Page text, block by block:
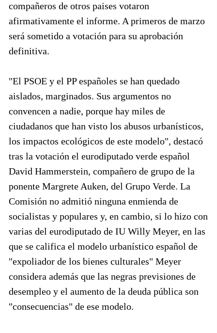
compañeros de otros paises votaron
afirmativamente el informe. A primeros de marzo
será sometido a votación para su aprobación
definitiva.
"El PSOE y el PP españoles se han quedado
aislados, marginados. Sus argumentos no
convencen a nadie, porque hay miles de
ciudadanos que han visto los abusos urbanísticos,
los impactos ecológicos de este modelo", destacó
tras la votación el eurodiputado verde español
David Hammerstein, compañero de grupo de la
ponente Margrete Auken, del Grupo Verde. La
Comisión no admitió ninguna enmienda de
socialistas y populares y, en cambio, si lo hizo con
varias del eurodiputado de IU Willy Meyer, en las
que se califica el modelo urbanístico español de
"expoliador de los bienes culturales" Meyer
considera además que las negras previsiones de
desempleo y el aumento de la deuda pública son
"consecuencias" de ese modelo.